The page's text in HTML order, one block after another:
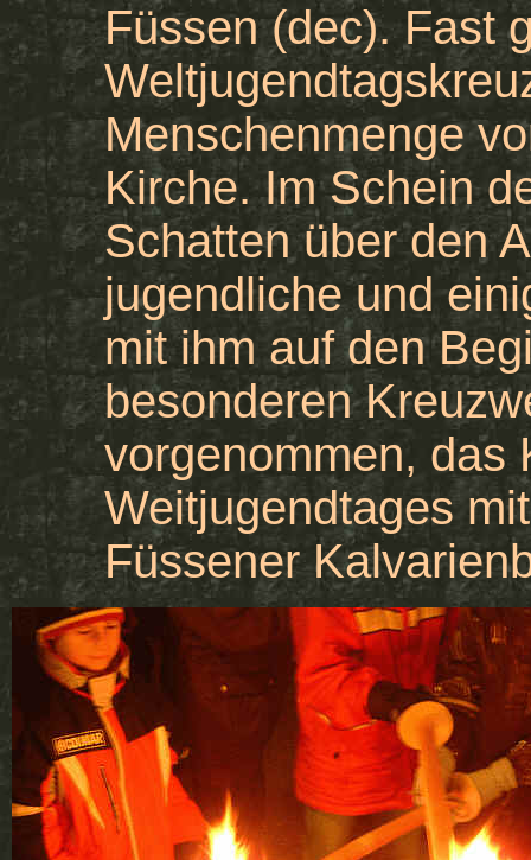
Füssen (dec). Fast
Menschenmenge
Kirche. Im Schein
Schatten über den
jugendliche und
mit ihm auf den
besonderen
vorgenommen, das
Weitjugendtages
Füssener